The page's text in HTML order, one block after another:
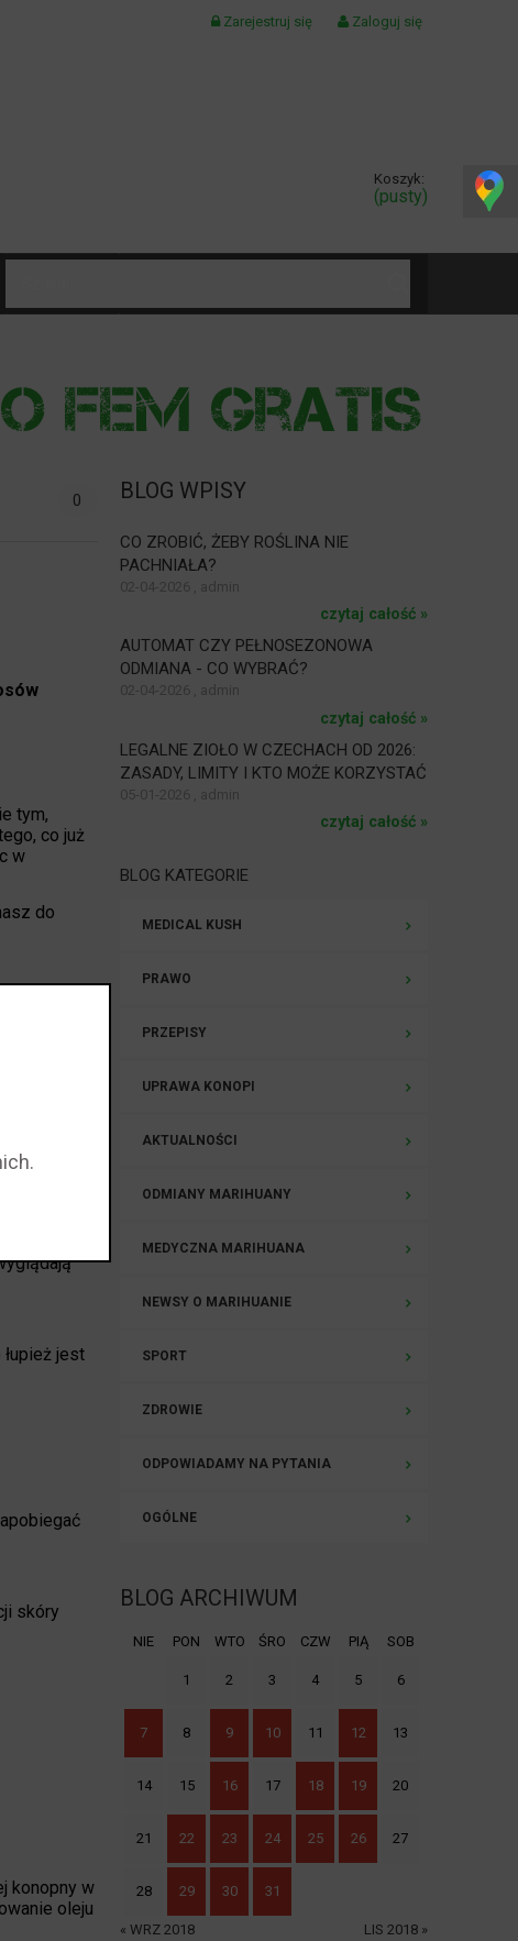
Zarejestruj się Zaloguj się
Koszyk:
(pusty)
0
tym,
co już
w
do
można
jest
skóry
konopny w
oleju
BLOG WPISY
CO ZROBIĆ, ŻEBY ROŚLINA NIE
PACHNIAŁA?
02-04-2026 , admin
czytaj całość »
AUTOMAT CZY PEŁNOSEZONOWA
ODMIANA - CO WYBRAĆ?
02-04-2026 , admin
czytaj całość »
LEGALNE ZIOŁO W CZECHACH OD 2026:
ZASADY, LIMITY I KTO MOŻE KORZYSTAĆ
05-01-2026 , admin
czytaj całość »
BLOG KATEGORIE
MEDICAL KUSH
PRAWO
PRZEPISY
UPRAWA KONOPI
AKTUALNOŚCI
ODMIANY MARIHUANY
MEDYCZNA MARIHUANA
NEWSY O MARIHUANIE
SPORT
ZDROWIE
ODPOWIADAMY NA PYTANIA
OGÓLNE
BLOG ARCHIWUM
NIE PON WTO ŚRO CZW PIĄ SOB
1 2 3 4 5 6
7 8 9 10 11 12 13
14 15 16 17 18 19 20
21 22 23 24 25 26 27
28 29 30 31
« WRZ 2018 LIS 2018 »